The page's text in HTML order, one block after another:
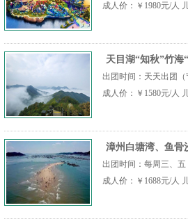
成人价：￥1980元/人
天目湖“知秋”竹海
出团时间：天天出团（
成人价：￥1580元/人
漳州白塘湾、鱼骨
出团时间：每周三、五
成人价：￥1688元/人